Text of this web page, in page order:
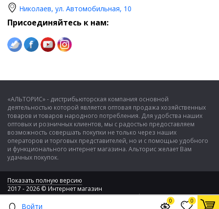
Войти
0
0
Николаев, ул. Автомобильная, 10
Присоединяйтесь к нам:
«АЛЬТОРИС» - дистрибьюторская компания основной
деятельностью которой является оптовая продажа хозяйственных
товаров и товаров народного потребления. Для удобства наших
оптовых и розничных клиентов, мы с радостью предоставляем
возможность совершать покупки не только через наших
операторов и торговых представителей, но и с помощью удобного
и функционального интернет магазина. Альторис желает Вам
удачных покупок.
Показать полную версию
2017 - 2026 © Интернет магазин
ООО "Альторис" - хозяйственные товары и бытовая техника